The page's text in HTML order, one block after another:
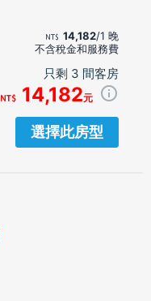
14,182/1 晚
不含稅金和服務費
只剩 3 間客房
14,182元
選擇此房型